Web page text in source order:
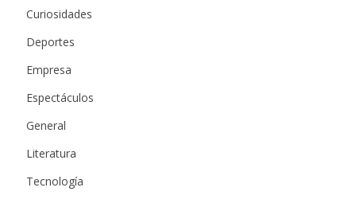
Curiosidades
Deportes
Empresa
Espectáculos
General
Literatura
Tecnología